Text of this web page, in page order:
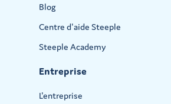
Blog
Centre d'aide Steeple
Steeple Academy
Entreprise
L'entreprise